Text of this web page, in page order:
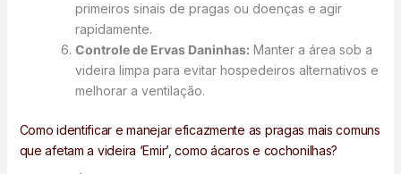
primeiros sinais de pragas ou doenças e agir
rapidamente.
Controle de Ervas Daninhas:Manter a área sob a
videira limpa para evitar hospedeiros alternativos e
melhorar a ventilação.
Como identificar e manejar eficazmente as pragas mais comuns
que afetam a videira ‘Emir’, como ácaros e cochonilhas?